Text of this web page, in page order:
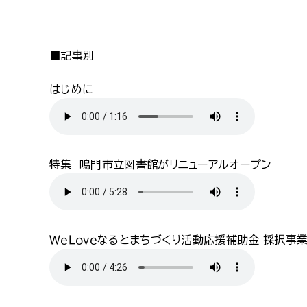
■記事別
はじめに
特集 鳴門市立図書館がリニューアルオープン
ＷｅＬｏｖｅなるとまちづくり活動応援補助金 採択事